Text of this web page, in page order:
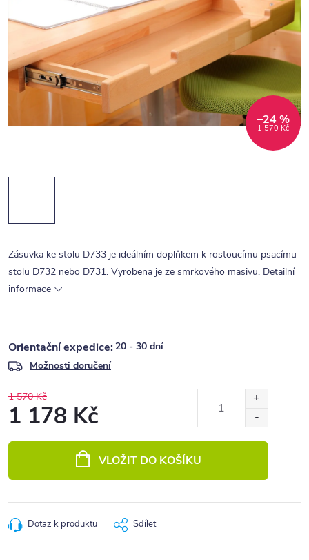
1 570 Kč
–24 %
Zásuvka ke stolu D733 je ideálním doplňkem k rostoucímu psacímu
stolu D732 nebo D731. Vyrobena je ze smrkového masivu. Detailní
informace
20 - 30 dní
Možnosti doručení
1 570 Kč
1 178 Kč
VLOŽIT DO KOŠÍKU
Dotaz k produktu Sdílet